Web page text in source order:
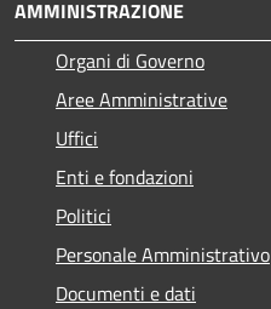
AMMINISTRAZIONE
Organi di Governo
Aree Amministrative
Uffici
Enti e fondazioni
Politici
Personale Amministrativo
Documenti e dati